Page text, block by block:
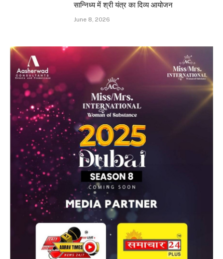
सान्निध्य में श्री यंत्र का दिव्य आयोजन
June 8, 2026